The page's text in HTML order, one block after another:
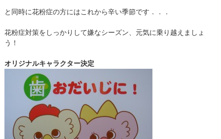
地図・アクセス
と同時に花粉症の方にはこれから辛い季節です．．．
花粉症対策をしっかりして嫌なシーズン、元気に乗り越えましょ
う！
オリジナルキャラクター決定